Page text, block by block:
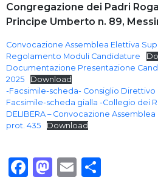
Congregazione dei Padri
Principe Umberto n. 89,
Convocazione Assemblea Elettiva
Regolamento Moduli Candidature
Documentazione Presentazione
2025
Download
-Facsimile-scheda- Consiglio Direttivo
Facsimile-scheda gialla -Collegio dei
DELIBERA – Convocazione
prot. 435
Download
Facebook
Mastodon
Email